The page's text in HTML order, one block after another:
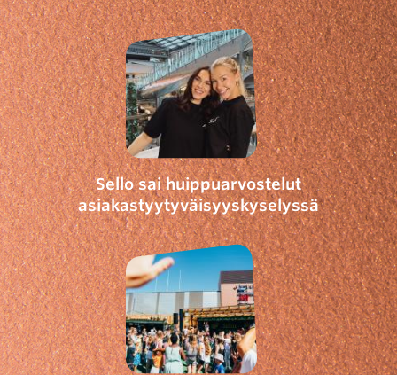
Sello sai huippuarvostelut
asiakastyytyväisyyskyselyssä